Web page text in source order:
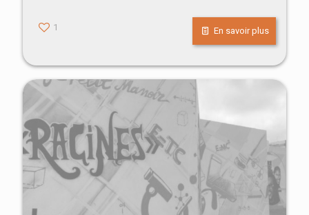
Vous pouvez accéder à votre espace de Téléservices en
cliquant sur ce lien.
1 En savoir plus